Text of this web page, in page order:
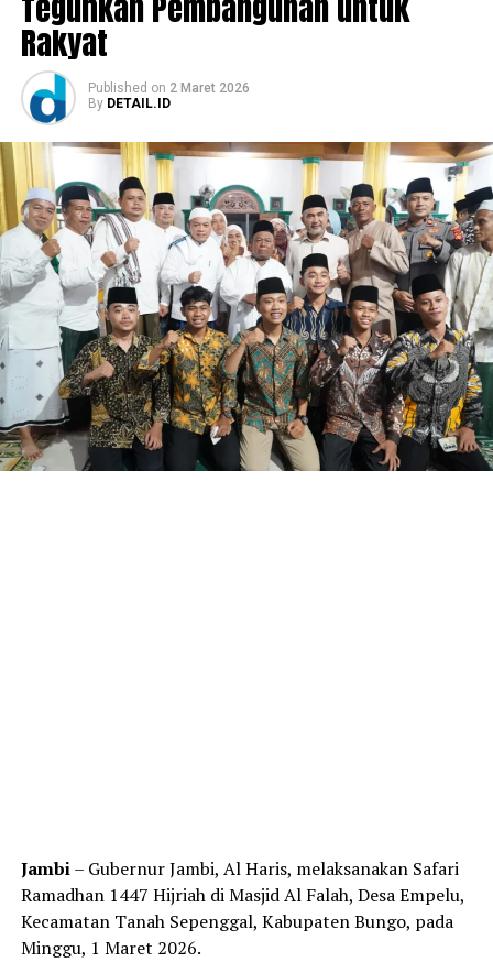
Rakyat
Published on 2 Maret 2026
By DETAIL.ID
Jambi– Gubernur Jambi, Al Haris, melaksanakan Safari
Ramadhan 1447 Hijriah di Masjid Al Falah, Desa Empelu,
Kecamatan Tanah Sepenggal, Kabupaten Bungo, pada
Minggu, 1 Maret 2026.